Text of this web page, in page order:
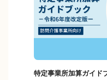
特定事業所加算ガイド